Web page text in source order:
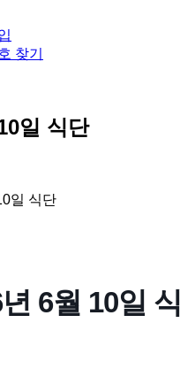
찾기
일 식단
일 식단
6월 10일 식